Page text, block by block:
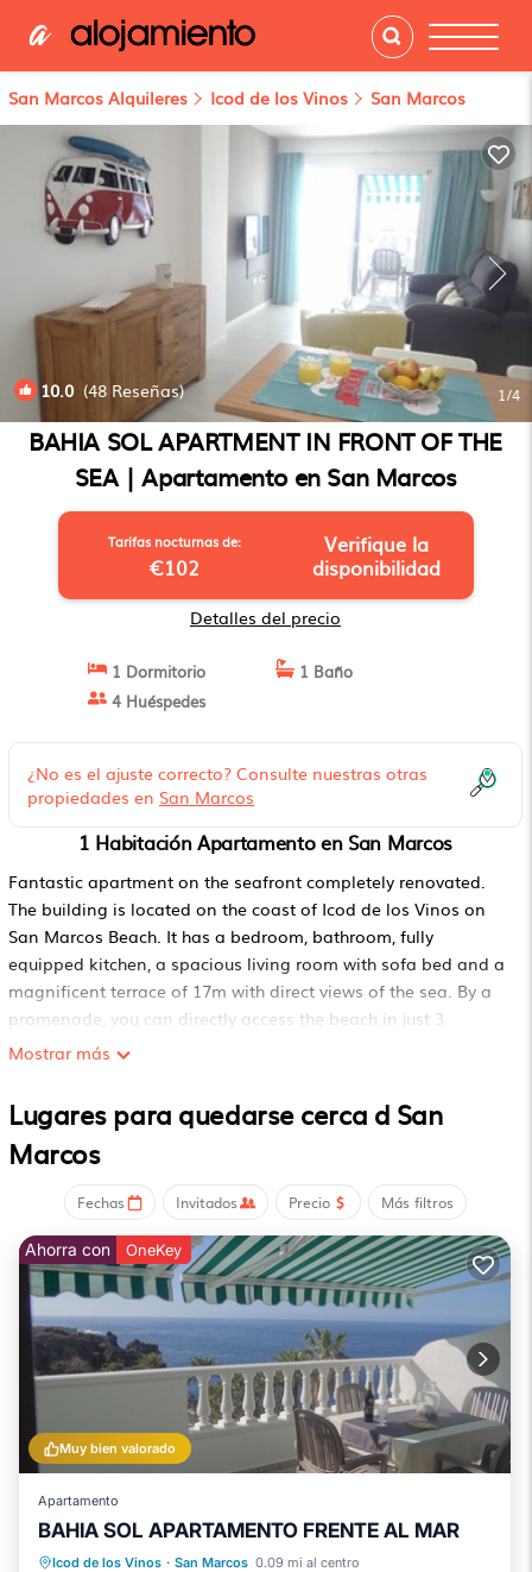
San Marcos Alquileres Icod de los Vinos San Marcos
10.0 (48 Reseñas) 1/4
BAHIA SOL APARTMENT IN FRONT OF THE
SEA | Apartamento en San Marcos
Tarifas nocturnas de:
€102
Verifique la
disponibilidad
Detalles del precio
1 Dormitorio
1 Baño
4 Huéspedes
¿No es el ajuste correcto? Consulte nuestras otras
propiedades en San Marcos
1 Habitación Apartamento en San Marcos
Fantastic apartment on the seafront completely renovated.
The building is located on the coast of Icod de los Vinos on
San Marcos Beach. It has a bedroom, bathroom, fully
equipped kitchen, a spacious living room with sofa bed and a
magnificent terrace of 17m with direct views of the sea. By a
promenade, you can directly access the beach in just 3
minutes. The accommodation is perfect to spend a quiet
city of Icod de los Vinos is just 2 km away with numerous
museums, restaurants, supermarkets and shopping areas.
Número de licencia : A-38-4-0004513,
ESFCTU00003800200017664100000000000000A-38-4-00045134
Mostrar más
Lugares para quedarse cerca d San
Marcos
Fechas Invitados Precio Más filtros
Muy bien valorado
Ahorra con OneKey
Apartamento
BAHIA SOL APARTAMENTO FRENTE AL MAR
Icod de los Vinos · San Marcos 0.09 mi al centro
Frente al mar
Vista al mar